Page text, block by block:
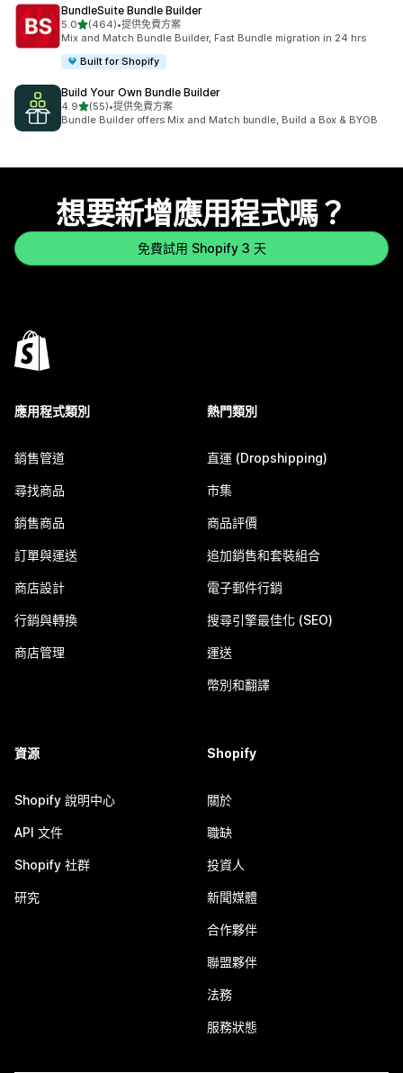
BundleSuite Bundle Builder
5.0滿分 5 顆星
(464)
共有 464 則評價
•提供免費方案
Mix and Match Bundle Builder, Fast Bundle migration in 24 hrs
Built for Shopify
Build Your Own Bundle Builder
4.9滿分 5 顆星
(55)
共有 55 則評價
•提供免費方案
Bundle Builder offers Mix and Match bundle, Build a Box & BYOB
想要新增應用程式嗎？
免費試用 Shopify 3 天
應用程式類別
銷售管道
尋找商品
銷售商品
訂單與運送
商店設計
行銷與轉換
商店管理
熱門類別
直運 (Dropshipping)
市集
商品評價
追加銷售和套裝組合
電子郵件行銷
搜尋引擎最佳化 (SEO)
運送
幣別和翻譯
資源
Shopify 說明中心
API 文件
Shopify 社群
研究
Shopify
關於
職缺
投資人
新聞媒體
合作夥伴
聯盟夥伴
法務
服務狀態